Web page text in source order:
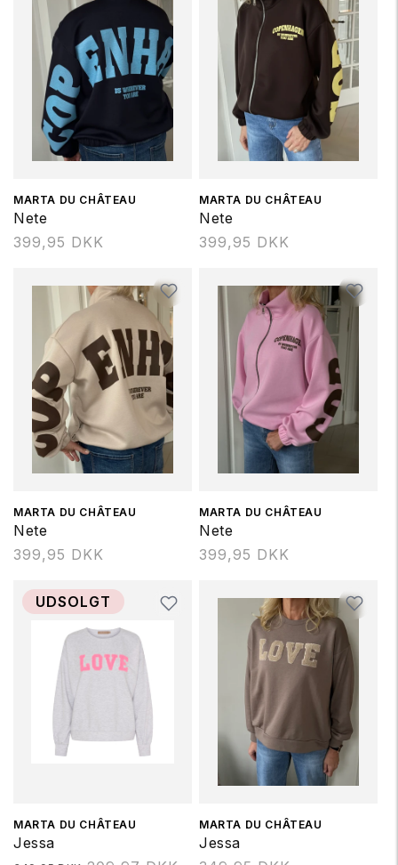
Forhandler:
MARTA DU CHÂTEAU
Nete
Normalpris
399,95 DKK
Forhandler:
MARTA DU CHÂTEAU
Nete
Normalpris
399,95 DKK
Forhandler:
MARTA DU CHÂTEAU
Nete
Normalpris
399,95 DKK
Forhandler:
MARTA DU CHÂTEAU
Nete
Normalpris
399,95 DKK
UDSOLGT
Forhandler:
MARTA DU CHÂTEAU
Jessa
Forhandler:
MARTA DU CHÂTEAU
Jessa